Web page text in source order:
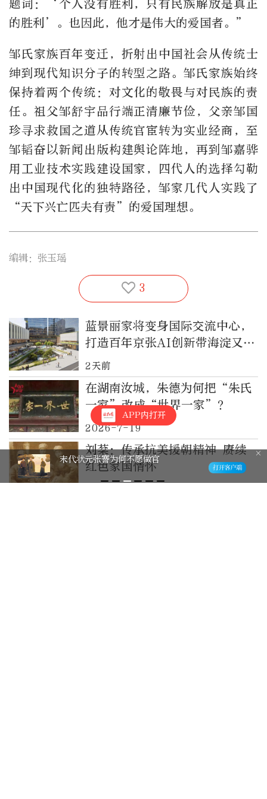
题词：‘个人没有胜利，只有民族解放是真正
的胜利’。也因此，他才是伟大的爱国者。”
邹氏家族百年变迁，折射出中国社会从传统士
绅到现代知识分子的转型之路。邹氏家族始终
保持着两个传统：对文化的敬畏与对民族的责
任。祖父邹舒宇品行端正清廉节俭，父亲邹国
珍寻求救国之道从传统官宦转为实业经商，至
邹韬奋以新闻出版构建舆论阵地，再到邹嘉骅
用工业技术实践建设国家，四代人的选择勾勒
出中国现代化的独特路径，邹家几代人实践了
“天下兴亡匹夫有责”的爱国理想。
编辑：张玉瑶
3
蓝景丽家将变身国际交流中心，
打造百年京张AI创新带海淀又有
新动作
2天前
在湖南汝城，朱德为何把“朱氏
一家”改成“世界一家”？
2026-7-19
刘棻：传承抗美援朝精神 赓续
红色家国情怀
APP内打开
末代状元张謇为何不愿做官